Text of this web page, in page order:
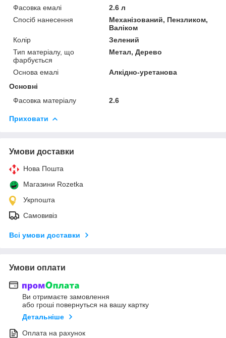
Фасовка емалі
2.6 л
Спосіб нанесення
Механізований, Пензликом,
Валіком
Колір
Зелений
Тип матеріалу, що
фарбується
Метал, Дерево
Основа емалі
Алкідно-уретанова
Основні
Фасовка матеріалу
2.6
Приховати
Умови доставки
Нова Пошта
Магазини Rozetka
Укрпошта
Самовивіз
Всі умови доставки
Умови оплати
Ви отримаєте замовлення
або гроші повернуться на вашу картку
Детальніше
Оплата на рахунок